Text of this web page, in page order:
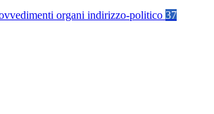
organi indirizzo-politico 37